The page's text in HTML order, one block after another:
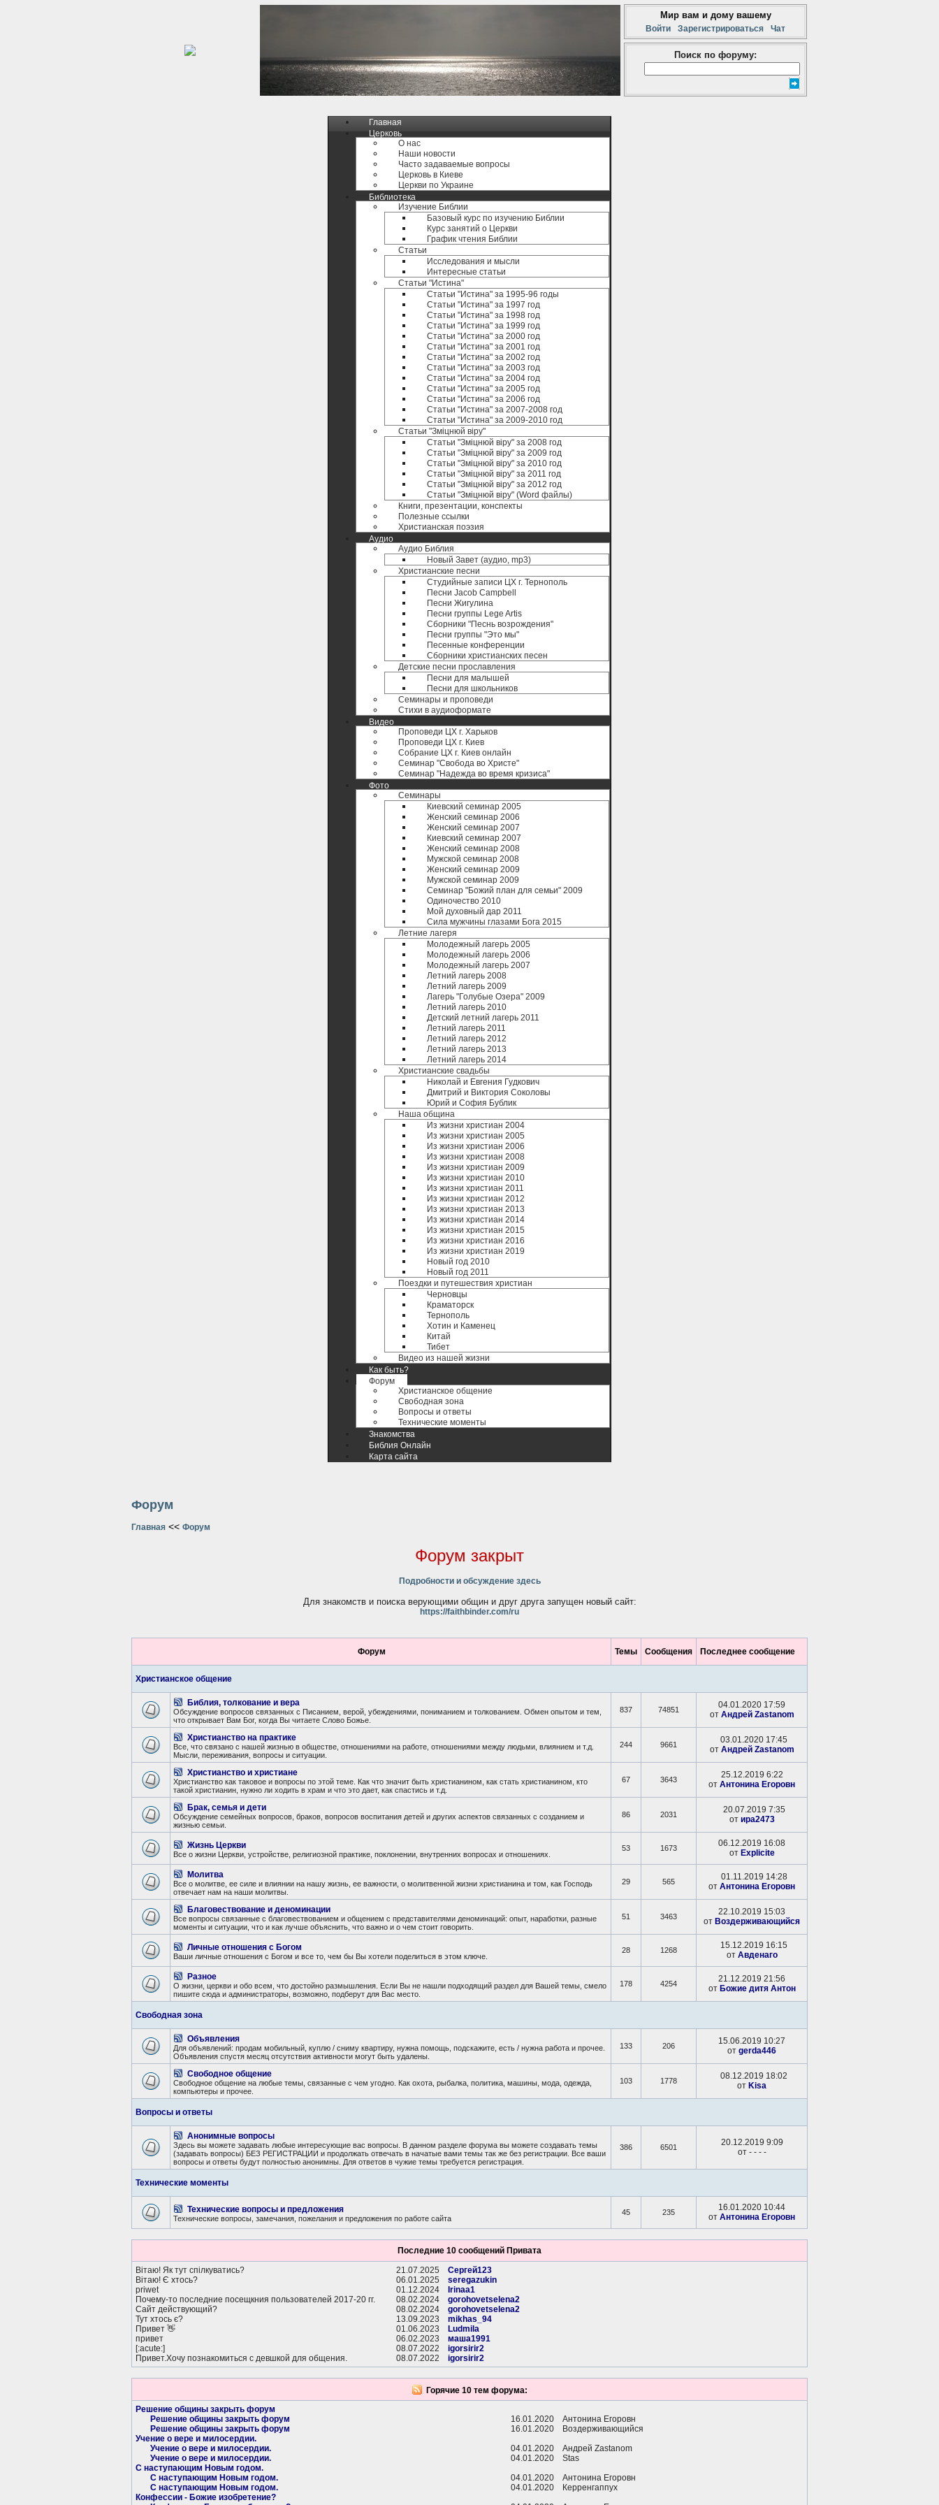
Мир вам и дому вашему
Войти Зарегистрироваться Чат
Поиск по форуму:
Главная
Церковь
О нас
Наши новости
Часто задаваемые вопросы
Церковь в Киеве
Церкви по Украине
Библиотека
Изучение Библии
Базовый курс по изучению Библии
Курс занятий о Церкви
График чтения Библии
Статьи
Исследования и мысли
Интересные статьи
Статьи "Истина"
Статьи "Истина" за 1995-96 годы
Статьи "Истина" за 1997 год
Статьи "Истина" за 1998 год
Статьи "Истина" за 1999 год
Статьи "Истина" за 2000 год
Статьи "Истина" за 2001 год
Статьи "Истина" за 2002 год
Статьи "Истина" за 2003 год
Статьи "Истина" за 2004 год
Статьи "Истина" за 2005 год
Статьи "Истина" за 2006 год
Статьи "Истина" за 2007-2008 год
Статьи "Истина" за 2009-2010 год
Статьи "Зміцнюй віру"
Статьи "Зміцнюй віру" за 2008 год
Статьи "Зміцнюй віру" за 2009 год
Статьи "Зміцнюй віру" за 2010 год
Статьи "Зміцнюй віру" за 2011 год
Статьи "Зміцнюй віру" за 2012 год
Статьи "Зміцнюй віру" (Word файлы)
Книги, презентации, конспекты
Полезные ccылки
Христианская поэзия
Аудио
Аудио Библия
Новый Завет (аудио, mp3)
Христианские песни
Студийные записи ЦХ г. Тернополь
Песни Jacob Campbell
Песни Жигулина
Песни группы Lege Artis
Сборники "Песнь возрождения"
Песни группы "Это мы"
Песенные конференции
Сборники христианских песен
Детские песни прославления
Песни для малышей
Песни для школьников
Семинары и проповеди
Стихи в аудиоформате
Видео
Проповеди ЦХ г. Харьков
Проповеди ЦХ г. Киев
Собрание ЦХ г. Киев онлайн
Семинар "Свобода во Христе"
Семинар "Надежда во время кризиса"
Фото
Семинары
Киевский семинар 2005
Женский семинар 2006
Женский семинар 2007
Киевский семинар 2007
Женский семинар 2008
Мужской семинар 2008
Женский семинар 2009
Мужской семинар 2009
Семинар "Божий план для семьи" 2009
Одиночество 2010
Мой духовный дар 2011
Сила мужчины глазами Бога 2015
Летние лагеря
Молодежный лагерь 2005
Молодежный лагерь 2006
Молодежный лагерь 2007
Летний лагерь 2008
Летний лагерь 2009
Лагерь "Голубые Озера" 2009
Летний лагерь 2010
Детский летний лагерь 2011
Летний лагерь 2011
Летний лагерь 2012
Летний лагерь 2013
Летний лагерь 2014
Христианские свадьбы
Николай и Евгения Гудкович
Дмитрий и Виктория Соколовы
Юрий и София Бублик
Наша община
Из жизни христиан 2004
Из жизни христиан 2005
Из жизни христиан 2006
Из жизни христиан 2008
Из жизни христиан 2009
Из жизни христиан 2010
Из жизни христиан 2011
Из жизни христиан 2012
Из жизни христиан 2013
Из жизни христиан 2014
Из жизни христиан 2015
Из жизни христиан 2016
Из жизни христиан 2019
Новый год 2010
Новый год 2011
Поездки и путешествия христиан
Черновцы
Краматорск
Тернополь
Хотин и Каменец
Китай
Тибет
Видео из нашей жизни
Как быть?
Форум
Христианское общение
Свободная зона
Вопросы и ответы
Технические моменты
Знакомства
Библия Онлайн
Карта сайта
Форум
Главная << Форум
Форум закрыт
Подробности и обсуждение здесь
Для знакомств и поиска верующими общин и друг друга запущен новый сайт:
https://faithbinder.com/ru
Форум Темы Сообщения Последнее сообщение
Христианское общение
Библия, толкование и вера
Обсуждение вопросов связанных с Писанием, верой, убеждениями, пониманием и толкованием. Обмен опытом и тем,
что открывает Вам Бог, когда Вы читаете Слово Божье.
837 74851
04.01.2020 17:59
от Андрей Zastanom
Христианство на практике
Все, что связано с нашей жизнью в обществе, отношениями на работе, отношениями между людьми, влиянием и т.д.
Мысли, переживания, вопросы и ситуации.
244 9661
03.01.2020 17:45
от Андрей Zastanom
Христианство и христиане
Христианство как таковое и вопросы по этой теме. Как что значит быть христианином, как стать христианином, кто
такой христианин, нужно ли ходить в храм и что это дает, как спастись и т.д.
67 3643
25.12.2019 6:22
от Антонина Егоровн
Брак, семья и дети
Обсуждение семейных вопросов, браков, вопросов воспитания детей и других аспектов связанных с созданием и
жизнью семьи.
86 2031
20.07.2019 7:35
от ира2473
Жизнь Церкви
Все о жизни Церкви, устройстве, религиозной практике, поклонении, внутренних вопросах и отношениях.
53 1673
06.12.2019 16:08
от Explicite
Молитва
Все о молитве, ее силе и влиянии на нашу жизнь, ее важности, о молитвенной жизни христианина и том, как Господь
отвечает нам на наши молитвы.
29 565
01.11.2019 14:28
от Антонина Егоровн
Благовествование и деноминации
Все вопросы связанные с благовествованием и общением с представителями деноминаций: опыт, наработки, разные
моменты и ситуации, что и как лучше объяснить, что важно и о чем стоит говорить.
51 3463
22.10.2019 15:03
от Воздерживающийся
Личные отношения с Богом
Ваши личные отношения с Богом и все то, чем бы Вы хотели поделиться в этом ключе.
28 1268
15.12.2019 16:15
от Авденаго
Разное
О жизни, церкви и обо всем, что достойно размышления. Если Вы не нашли подходящий раздел для Вашей темы, смело
пишите сюда и администраторы, возможно, подберут для Вас место.
178 4254
21.12.2019 21:56
от Божие дитя Антон
Свободная зона
Объявления
Для объявлений: продам мобильный, куплю / сниму квартиру, нужна помощь, подскажите, есть / нужна работа и прочее.
Объявления спустя месяц отсутствия активности могут быть удалены.
133 206
15.06.2019 10:27
от gerda446
Свободное общение
Свободное общение на любые темы, связанные с чем угодно. Как охота, рыбалка, политика, машины, мода, одежда,
компьютеры и прочее.
103 1778
08.12.2019 18:02
от Kisa
Вопросы и ответы
Анонимные вопросы
Здесь вы можете задавать любые интересующие вас вопросы. В данном разделе форума вы можете создавать темы
(задавать вопросы) БЕЗ РЕГИСТРАЦИИ и продолжать отвечать в начатые вами темы так же без регистрации. Все ваши
вопросы и ответы будут полностью анонимны. Для ответов в чужие темы требуется регистрация.
386 6501
20.12.2019 9:09
от - - - -
Технические моменты
Технические вопросы и предложения
Технические вопросы, замечания, пожелания и предложения по работе сайта
45 235
16.01.2020 10:44
от Антонина Егоровн
Последние 10 сообщений Привата
Вітаю! Як тут спілкуватись?
21.07.2025
Сергей123
Вітаю! Є хтось?
06.01.2025
seregazukin
priwet
01.12.2024
Irinaa1
Почему-то последние посещкния пользователей 2017-20 гг.
08.02.2024
gorohovetselena2
Сайт действующий?
08.02.2024
gorohovetselena2
Тут хтось є?
13.09.2023
mikhas_94
Привет 👋
01.06.2023
Ludmila
привет
06.02.2023
маша1991
[:acute:]
08.07.2022
igorsirir2
Привет.Хочу познакомиться с девшкой для общения.
08.07.2022 igorsirir2
Горячие 10 тем форума:
Решение общины закрыть форум
Решение общины закрыть форум
16.01.2020
Антонина Егоровн
Решение общины закрыть форум
16.01.2020
Воздерживающийся
Учение о вере и милосердии.
Учение о вере и милосердии.
04.01.2020
Андрей Zastanom
Учение о вере и милосердии.
04.01.2020
Stas
С наступающим Новым годом.
С наступающим Новым годом.
04.01.2020
Антонина Егоровн
С наступающим Новым годом.
04.01.2020
Керренгаппух
Конфессии - Божие изобретение?